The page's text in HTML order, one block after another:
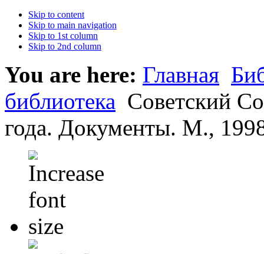
Skip to content
Skip to main navigation
Skip to 1st column
Skip to 2nd column
You are here: Главная
библиотека Советский
года. Документы. М.,